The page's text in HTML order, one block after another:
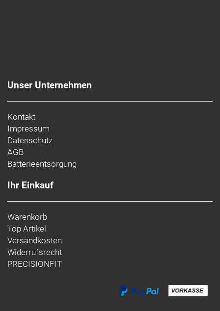
Unser Unternehmen
Kontakt
Impressum
Datenschutz
AGB
Batterieentsorgung
Ihr Einkauf
Warenkorb
Top Artikel
Versandkosten
Widerrufsrecht
PRECISIONFIT